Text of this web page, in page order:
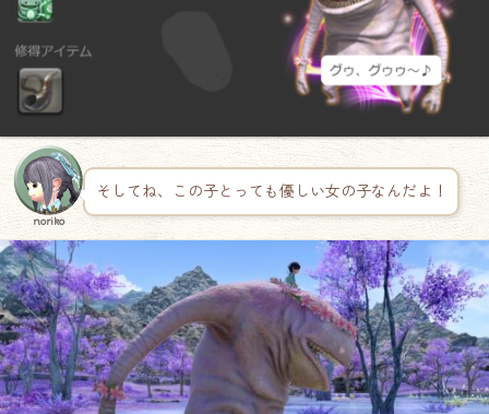
noriko
そしてね、この子とっても優しい女の子なんだよ！